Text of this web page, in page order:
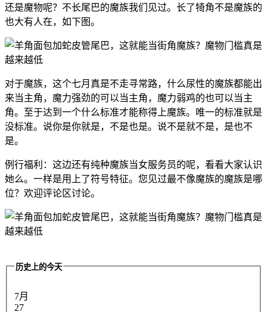
还是魔物呢？不长尾巴的魔族我们见过。长了犄角不是魔族的
也大有人在，如下图。
对于魔族，这个七月真是不走寻常路，什么尿性的魔族都能出
来当主角，魔力强劲的可以当主角，魔力弱鸡的也可以当主
角。至于达到一个什么标准才能称得上魔族。
唯一的标准就是
没标准。说你是你就是，不是也是。说不是就不是，是也不
是。
例行福利：这边还有纯种魔族当女服务员的呢，看看大家认识
她么。一样是用上了符号特征。您见过最不像魔族的魔族是哪
位？欢迎评论区讨论。
历史上的今天
7月
27